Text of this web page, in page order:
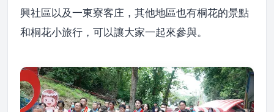
興社區以及一東寮客庄，其他地區也有桐花的景點
和桐花小旅行，可以讓大家一起來參與。